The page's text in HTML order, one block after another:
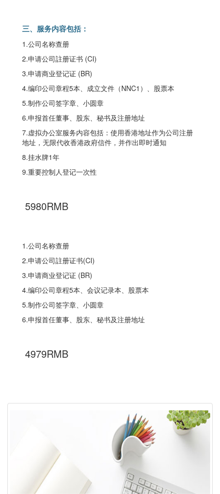
三、服务内容包括：
1.公司名称查册
2.申请公司註册证书 (CI)
3.申请商业登记证 (BR)
4.编印公司章程5本、成立文件（NNC1）、股票本
5.制作公司签字章、小圆章
6.申报首任董事、股东、秘书及注册地址
7.虚拟办公室服务内容包括：使用香港地址作为公司注册
地址，无限代收香港政府信件，并作出即时通知
8.挂水牌1年
9.重要控制人登记一次性
5980RMB
1.公司名称查册
2.申请公司註册证书(CI)
3.申请商业登记证 (BR)
4.编印公司章程5本、会议记录本、股票本
5.制作公司签字章、小圆章
6.申报首任董事、股东、秘书及注册地址
4979RMB